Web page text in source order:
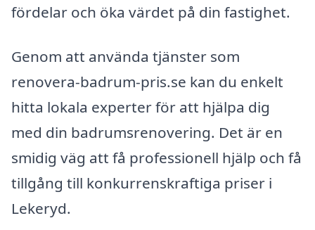
fördelar och öka värdet på din fastighet.
Genom att använda tjänster som
renovera-badrum-pris.se kan du enkelt
hitta lokala experter för att hjälpa dig
med din badrumsrenovering. Det är en
smidig väg att få professionell hjälp och få
tillgång till konkurrenskraftiga priser i
Lekeryd.